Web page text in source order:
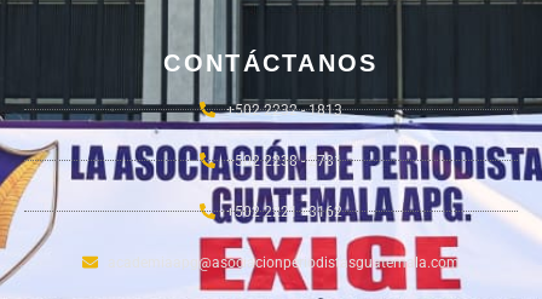
CONTÁCTANOS
+502 2232 - 1813
+502 2238 - 2781
+502 2221 - 3162
academiaapg@asociacionperiodistasguatemala.com